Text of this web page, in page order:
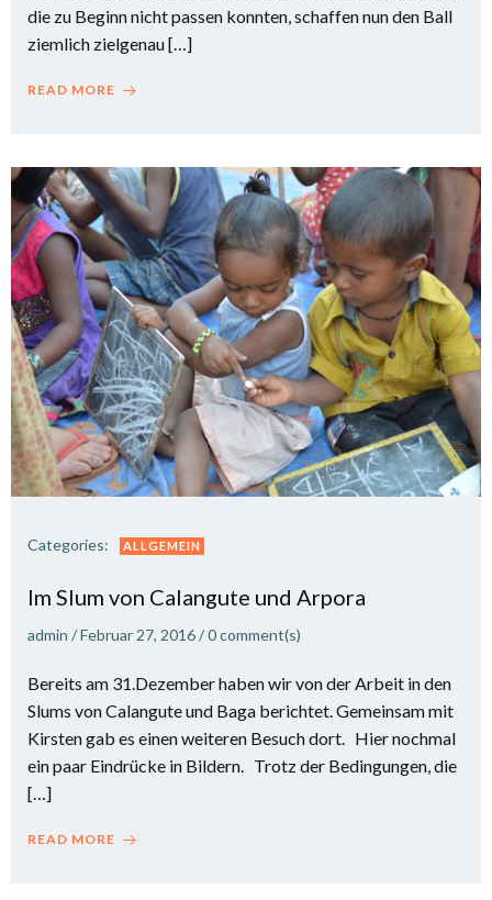
die zu Beginn nicht passen konnten, schaffen nun den Ball
ziemlich zielgenau […]
READ MORE
Categories: ALLGEMEIN
Im Slum von Calangute und Arpora
admin /Februar 27, 2016/0comment(s)
Bereits am 31.Dezember haben wir von der Arbeit in den
Slums von Calangute und Baga berichtet. Gemeinsam mit
Kirsten gab es einen weiteren Besuch dort. Hier nochmal
ein paar Eindrücke in Bildern. Trotz der Bedingungen, die
[…]
READ MORE